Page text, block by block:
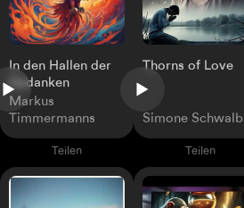
In den Hallen der
Gedanken
Markus
Timmermanns
Teilen
Thorns of Love
Simone Schwalb
Teilen